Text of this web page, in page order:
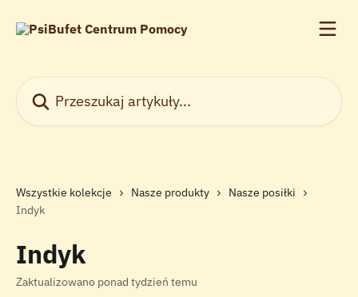
Wszystkie kolekcje Nasze produkty
Nasze posiłki
Indyk
Indyk
Zaktualizowano ponad tydzień temu